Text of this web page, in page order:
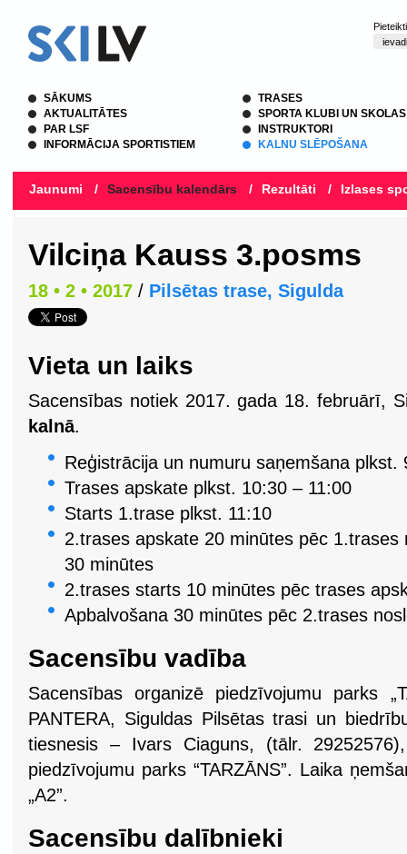
SĀKUMS
AKTUALITĀTES
PAR LSF
INFORMĀCIJA SPORTISTIEM
TRASES
SPORTA KLUBI UN SKOLAS
INSTRUKTORI
KALNU SLĒPOŠANA
Jaunumi / Sacensību kalendārs / Rezultāti / Izlases
Vilciņa Kauss 3.posms
18 • 2 • 2017 / Pilsētas trase, Sigulda
Vieta un laiks
Sacensības notiek 2017. gada 18. februārī,
kalnā.
Reģistrācija un numuru saņemšana plkst.
Trases apskate plkst. 10:30 – 11:00
Starts 1.trase plkst. 11:10
2.trases apskate 20 minūtes pēc
30 minūtes
2.trases starts 10 minūtes pēc trases
Apbalvošana 30 minūtes pēc 2.trases
Sacensību vadība
Sacensības organizē piedzīvojumu parks
PANTERA, Siguldas Pilsētas trasi un biedrību
tiesnesis – Ivars Ciaguns, (tālr.
piedzīvojumu parks “TARZĀNS”. Laika
„A2”.
Sacensību dalībnieki